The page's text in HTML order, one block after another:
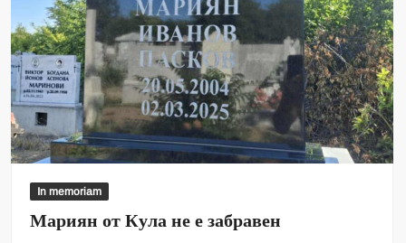
In memoriam
Мариян от Кула не е забравен